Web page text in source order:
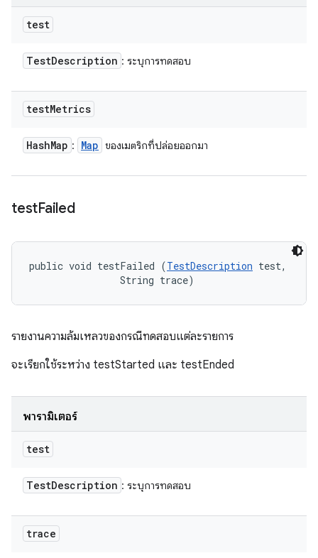
test
TestDescription : ระบุการทดสอบ
testMetrics
HashMap : Map ของเมตริกที่ปล่อยออกมา
testFailed
public void testFailed (TestDescription test,
                String trace)
รายงานความล้มเหลวของกรณีทดสอบแต่ละรายการ
จะเรียกใช้ระหว่าง testStarted และ testEnded
พารามิเตอร์
test
TestDescription : ระบุการทดสอบ
trace